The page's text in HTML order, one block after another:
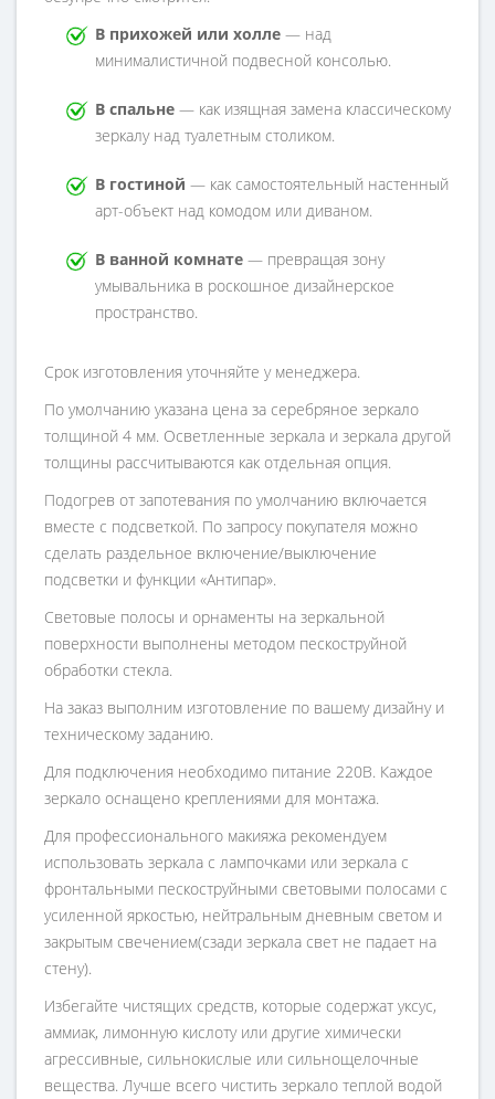
В прихожей или холле — над
минималистичной подвесной консолью.
В спальне — как изящная замена классическому
зеркалу над туалетным столиком.
В гостиной — как самостоятельный настенный
арт-объект над комодом или диваном.
В ванной комнате — превращая зону
умывальника в роскошное дизайнерское
пространство.
Срок изготовления уточняйте у менеджера.
По умолчанию указана цена за серебряное зеркало
толщиной 4 мм. Осветленные зеркала и зеркала другой
толщины рассчитываются как отдельная опция.
Подогрев от запотевания по умолчанию включается
вместе с подсветкой. По запросу покупателя можно
сделать раздельное включение/выключение
подсветки и функции «Антипар».
Световые полосы и орнаменты на зеркальной
поверхности выполнены методом пескоструйной
обработки стекла.
На заказ выполним изготовление по вашему дизайну и
техническому заданию.
Для подключения необходимо питание 220В. Каждое
зеркало оснащено креплениями для монтажа.
Для профессионального макияжа рекомендуем
использовать зеркала с лампочками или зеркала с
фронтальными пескоструйными световыми полосами с
усиленной яркостью, нейтральным дневным светом и
закрытым свечением(сзади зеркала свет не падает на
стену).
Избегайте чистящих средств, которые содержат уксус,
аммиак, лимонную кислоту или другие химически
агрессивные, сильнокислые или сильнощелочные
вещества. Лучше всего чистить зеркало теплой водой